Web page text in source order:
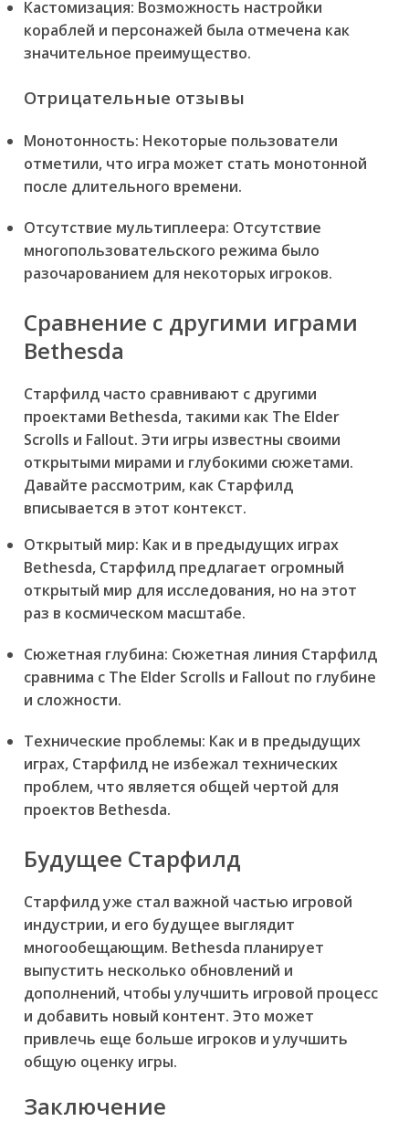
Кастомизация: Возможность настройки
кораблей и персонажей была отмечена как
значительное преимущество.
Отрицательные отзывы
Монотонность: Некоторые пользователи
отметили, что игра может стать монотонной
после длительного времени.
Отсутствие мультиплеера: Отсутствие
многопользовательского режима было
разочарованием для некоторых игроков.
Сравнение с другими играми
Bethesda
Старфилд часто сравнивают с другими
проектами Bethesda, такими как The Elder
Scrolls и Fallout. Эти игры известны своими
открытыми мирами и глубокими сюжетами.
Давайте рассмотрим, как Старфилд
вписывается в этот контекст.
Открытый мир: Как и в предыдущих играх
Bethesda, Старфилд предлагает огромный
открытый мир для исследования, но на этот
раз в космическом масштабе.
Сюжетная глубина: Сюжетная линия Старфилд
сравнима с The Elder Scrolls и Fallout по глубине
и сложности.
Технические проблемы: Как и в предыдущих
играх, Старфилд не избежал технических
проблем, что является общей чертой для
проектов Bethesda.
Будущее Старфилд
Старфилд уже стал важной частью игровой
индустрии, и его будущее выглядит
многообещающим. Bethesda планирует
выпустить несколько обновлений и
дополнений, чтобы улучшить игровой процесс
и добавить новый контент. Это может
привлечь еще больше игроков и улучшить
общую оценку игры.
Заключение